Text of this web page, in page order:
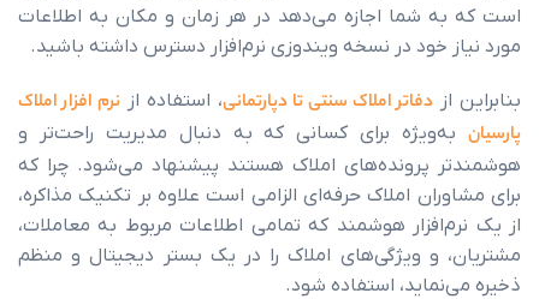
شما اجازه می‌دهد در هر زمان و مکان به اطلاعات
خود در نسخه ویندوزی نرم‌افزار دسترس داشته باشید.
دفاتر املاک سنتی تا دپارتمانی، استفاده از نرم افزار املاک
برای کسانی که به دنبال مدیریت راحت‌تر و
پرونده‌های املاک هستند پیشنهاد می‌شود. چرا که
املاک حرفه‌ای الزامی است علاوه بر تکنیک مذاکره،
هوشمند که تمامی اطلاعات مربوط به معاملات،
و ویژگی‌های املاک را در یک بستر دیجیتال و منظم
استفاده شود.